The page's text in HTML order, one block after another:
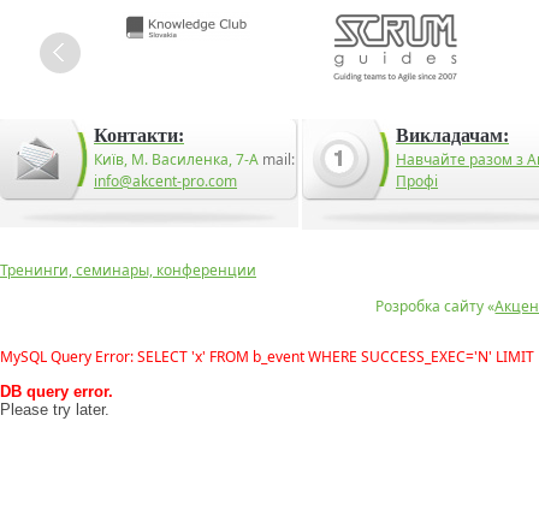
Контакти:
Київ, М. Василенка, 7-А mail:
info@akcent-pro.com
Викладачам:
Навчайте разом з
Профі
Розробка сайту «
Тренинги, семинары, конференции
MySQL Query Error: SELECT 'x' FROM b_event WHERE SUCCESS_EXEC='N' LIMIT
DB query error.
Please try later.